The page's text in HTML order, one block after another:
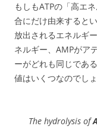
もしもATPの「高エ
合にだけ由来すると
放出されるエネルギ
ネルギー、AMPがア
ーがどれも同じであ
値はいくつなのでしょ
The hydrolysis of